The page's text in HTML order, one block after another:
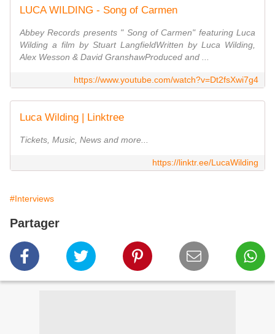
LUCA WILDING - Song of Carmen
Abbey Records presents " Song of Carmen" featuring Luca
Wilding a film by Stuart LangfieldWritten by Luca Wilding,
Alex Wesson & David GranshawProduced and ...
https://www.youtube.com/watch?v=Dt2fsXwi7g4
Luca Wilding | Linktree
Tickets, Music, News and more...
https://linktr.ee/LucaWilding
#Interviews
Partager